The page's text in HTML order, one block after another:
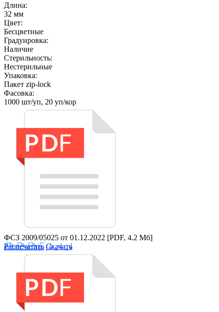
Длина:
32 мм
Цвет:
Бесцветные
Градуировка:
Наличие
Стерильность:
Нестерильные
Упаковка:
Пакет zip-lock
Фасовка:
1000 шт/уп, 20 уп/кор
ФСЗ 2009/05025 от 01.12.2022 [PDF, 4.2 Мб]
Распечатать Скачать